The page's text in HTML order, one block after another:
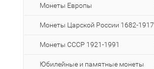
Монеты Европы
Монеты Царской России 1682-1917
Монеты СССР 1921-1991
Юбилейные и памятные монеты